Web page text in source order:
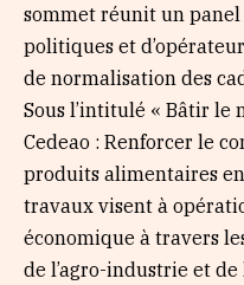
sommet réunit un panel
politiques et
de normalisation des
Sous l’intitulé « Bâtir le
Cedeao : Renforcer le
produits alimentaires en
travaux visent à
économique à travers
de l’agro-industrie et